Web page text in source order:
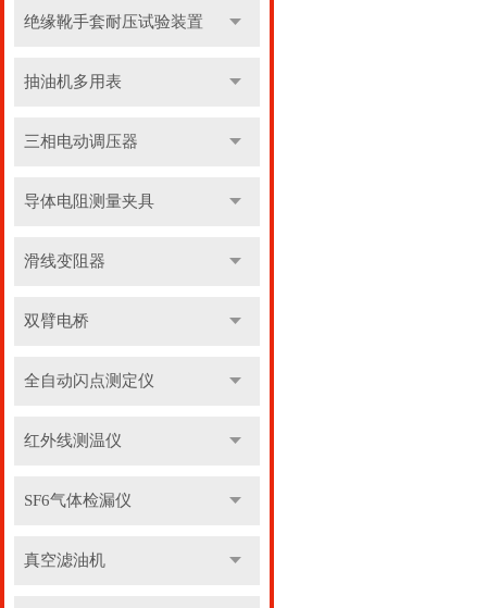
绝缘靴手套耐压试验装置
抽油机多用表
三相电动调压器
导体电阻测量夹具
滑线变阻器
双臂电桥
全自动闪点测定仪
红外线测温仪
SF6气体检漏仪
真空滤油机